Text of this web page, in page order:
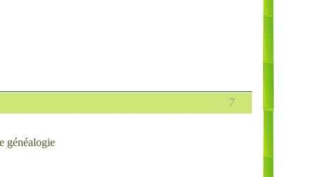
7
généalogie